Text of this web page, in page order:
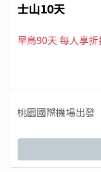
士山10天
早鳥90天 每人享
桃園國際機場出發